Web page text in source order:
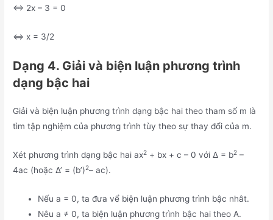
⇔ 2x – 3 = 0
⇔ x = 3/2
Dạng 4. Giải và biện luận phương trình
dạng bậc hai
Giải và biện luận phương trình dạng bậc hai theo tham số m là
tìm tập nghiệm của phương trình tùy theo sự thay đổi của m.
Xét phương trình dạng bậc hai ax2 + bx + c – 0 với ∆ = b2 –
4ac (hoặc ∆’ = (b’)2– ac).
Nếu a = 0, ta đưa vể biện luận phương trình bậc nhât.
Nêu a ≠ 0, ta biện luận phương trình bậc hai theo A.